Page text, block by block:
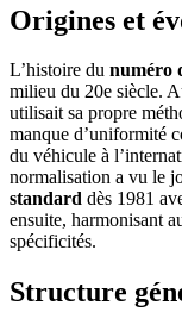
Origines et
L’histoire du numéro
milieu du 20e siècle.
utilisait sa propre
manque d’uniformité
du véhicule à
normalisation a vu le
standard dès 1981
ensuite, harmonisant
spécificités.
Structure